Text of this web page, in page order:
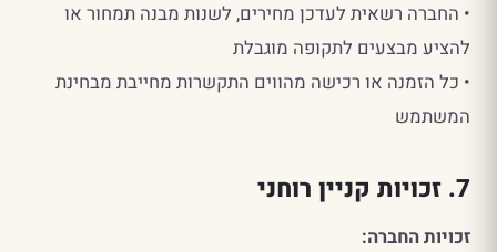
• החברה רשאית לעדכן מחירים, לשנות מבנה תמחור או
להציע מבצעים לתקופה מוגבלת
• כל הזמנה או רכישה מהווים התקשרות מחייבת מבחינת
המשתמש
7. זכויות קניין רוחני
זכויות החברה: